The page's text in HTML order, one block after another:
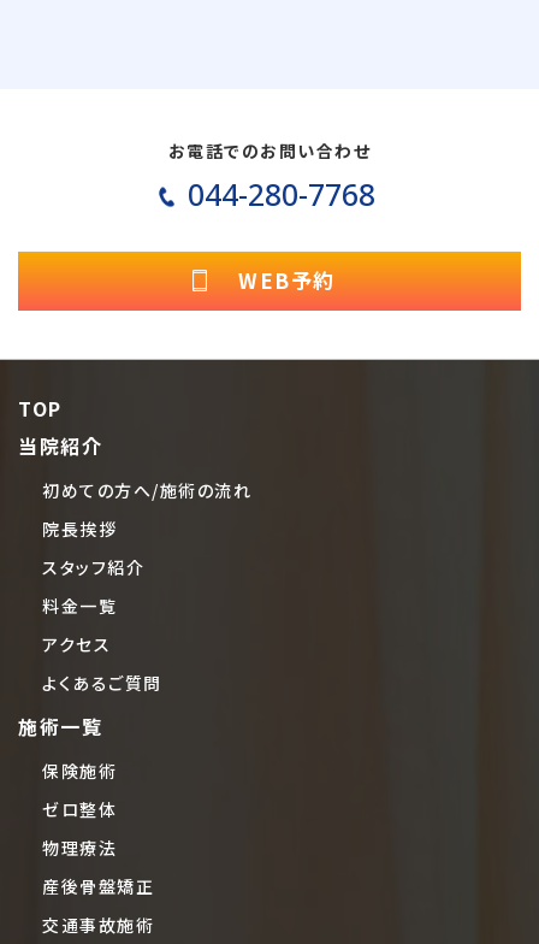
お電話でのお問い合わせ
044-280-7768
WEB予約
TOP
当院紹介
初めての方へ/施術の流れ
院長挨拶
スタッフ紹介
料金一覧
アクセス
よくあるご質問
施術一覧
保険施術
ゼロ整体
物理療法
産後骨盤矯正
交通事故施術